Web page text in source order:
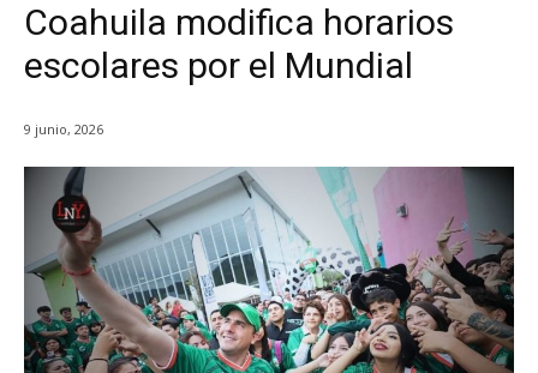
Coahuila modifica horarios
escolares por el Mundial
9 junio, 2026